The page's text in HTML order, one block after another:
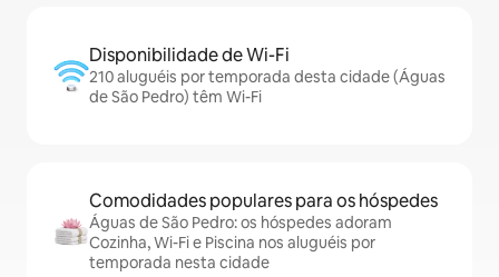
Disponibilidade de Wi-Fi
210 aluguéis por temporada desta cidade (Águas
de São Pedro) têm Wi-Fi
Comodidades populares para os hóspedes
Águas de São Pedro: os hóspedes adoram
Cozinha, Wi-Fi e Piscina nos aluguéis por
temporada nesta cidade